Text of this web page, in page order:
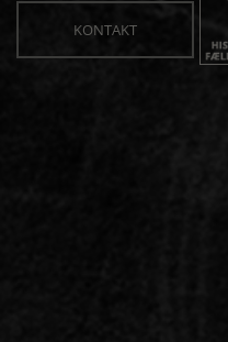
KONTAKT